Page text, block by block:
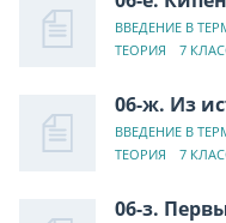
ВВЕДЕНИЕ В
ТЕОРИЯ
7
06-ж. Из
ВВЕДЕНИЕ В
ТЕОРИЯ
7
06-з.